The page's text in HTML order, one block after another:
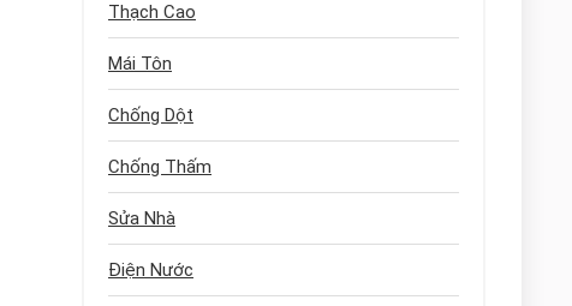
Thạch Cao
Mái Tôn
Chống Dột
Chống Thấm
Sửa Nhà
Điện Nước